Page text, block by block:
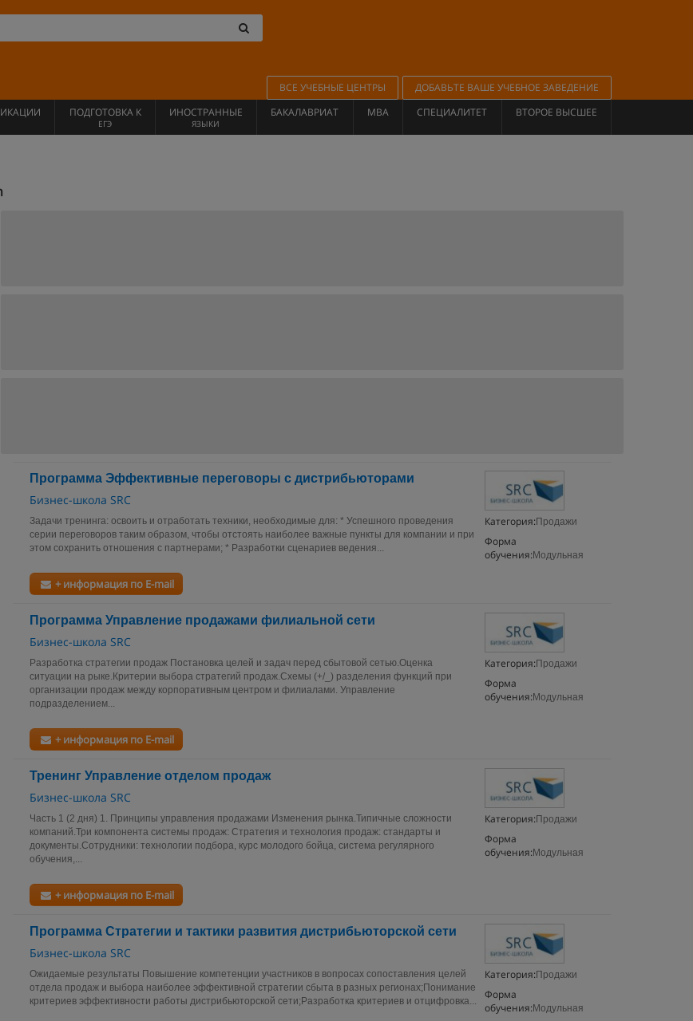
ВСЕ УЧЕБНЫЕ ЦЕНТРЫ
ДОБАВЬТЕ ВАШЕ УЧЕБНОЕ ЗАВЕДЕНИЕ
ПОДГОТОВКА К
ЕГЭ
ИНОСТРАННЫЕ
ЯЗЫКИ
БАКАЛАВРИАТ MBA СПЕЦИАЛИТЕТ ВТОРОЕ ВЫСШЕЕ
Программа Эффективные переговоры с дистрибьюторами
Бизнес-школа SRC
Категория: Продажи
Форма
обучения: Модульная
Задачи тренинга: освоить и отработать техники, необходимые для: * Успешного проведения
серии переговоров таким образом, чтобы отстоять наиболее важные пункты для компании и при
этом сохранить отношения с партнерами; * Разработки сценариев ведения...
+ информация по E-mail
Программа Управление продажами филиальной сети
Бизнес-школа SRC
Категория: Продажи
Форма
обучения: Модульная
Разработка стратегии продаж Постановка целей и задач перед сбытовой сетью.Оценка
ситуации на рыке.Критерии выбора стратегий продаж.Схемы (+/_) разделения функций при
организации продаж между корпоративным центром и филиалами. Управление
подразделением...
+ информация по E-mail
Тренинг Управление отделом продаж
Бизнес-школа SRC
Категория: Продажи
Форма
обучения: Модульная
Часть 1 (2 дня) 1. Принципы управления продажами Изменения рынка.Типичные сложности
компаний.Три компонента системы продаж: Стратегия и технология продаж: стандарты и
документы.Сотрудники: технологии подбора, курс молодого бойца, система регулярного
обучения,...
+ информация по E-mail
Программа Стратегии и тактики развития дистрибьюторской сети
Бизнес-школа SRC
Категория: Продажи
Форма
обучения: Модульная
Ожидаемые результаты Повышение компетенции участников в вопросах сопоставления целей
отдела продаж и выбора наиболее эффективной стратегии сбыта в разных регионах;Понимание
критериев эффективности работы дистрибьюторской сети;Разработка критериев и отцифровка...